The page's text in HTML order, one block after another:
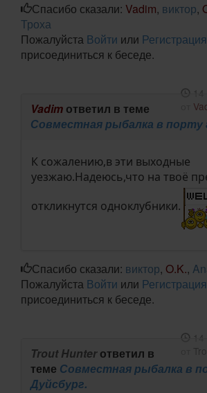
Спасибо сказали: Vadim, виктор,
Троха
Пожалуйста Войти или Регистрация
присоединиться к беседе.
Vadim ответил в теме
Совместная рыбалка в порту
К сожалению,в эти выходные
уезжаю.Надеюсь,что на твоё
откликнутся одноклубники.
Спасибо сказали: виктор, O.K.,
Пожалуйста Войти или Регистрация
присоединиться к беседе.
Trout Hunterответил в
теме Совместная рыбалка в
Дуйсбург.